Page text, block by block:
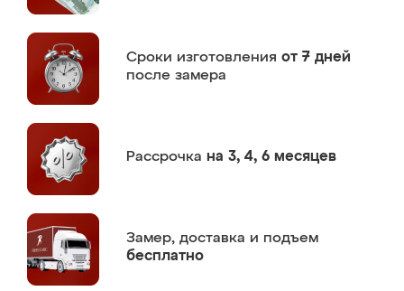
Сроки изготовления от 7 дней
после замера
Рассрочка на 3, 4, 6 месяцев
Замер, доставка и подъем
бесплатно